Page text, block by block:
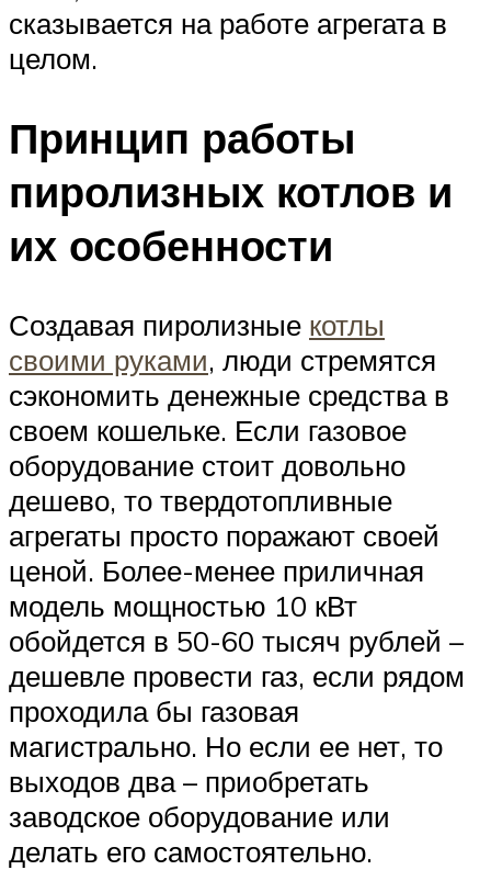
сказывается на работе агрегата в
целом.
Принцип работы
пиролизных котлов и
их особенности
Создавая пиролизные котлы
своими руками, люди стремятся
сэкономить денежные средства в
своем кошельке. Если газовое
оборудование стоит довольно
дешево, то твердотопливные
агрегаты просто поражают своей
ценой. Более-менее приличная
модель мощностью 10 кВт
обойдется в 50-60 тысяч рублей –
дешевле провести газ, если рядом
проходила бы газовая
магистрально. Но если ее нет, то
выходов два – приобретать
заводское оборудование или
делать его самостоятельно.